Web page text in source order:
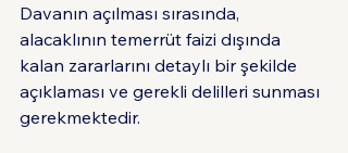
Davanın açılması sırasında,
alacaklının temerrüt faizi dışında
kalan zararlarını detaylı bir şekilde
açıklaması ve gerekli delilleri sunması
gerekmektedir.